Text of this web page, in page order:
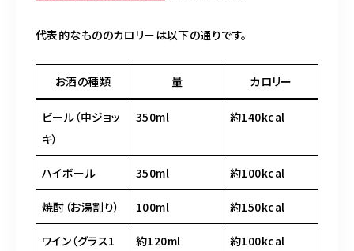
代表的なもののカロリーは以下の通りです。
お酒の種類 量 カロリー
ビール（中ジョッ
キ）
350ml 約140kcal
ハイボール 350ml 約100kcal
焼酎（お湯割り） 100ml 約150kcal
ワイン（グラス1
約120ml 約100kcal